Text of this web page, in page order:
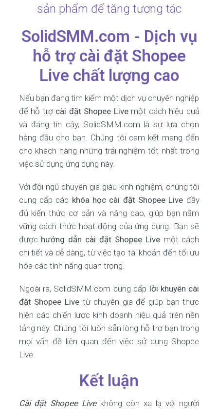
sản phẩm để tăng tương tác
SolidSMM.com - Dịch vụ
hỗ trợ cài đặt Shopee
Live chất lượng cao
Nếu bạn đang tìm kiếm một dịch vụ chuyên nghiệp
để hỗ trợ cài đặt Shopee Livemột cách hiệu quả
và đáng tin cậy, SolidSMM.com là sự lựa chọn
hàng đầu cho bạn. Chúng tôi cam kết mang đến
cho khách hàng những trải nghiệm tốt nhất trong
việc sử dụng ứng dụng này.
Với đội ngũ chuyên gia giàu kinh nghiệm, chúng tôi
cung cấp các khóa học cài đặt Shopee Live đầy
đủ kiến thức cơ bản và nâng cao, giúp bạn nắm
vững cách thức hoạt động của ứng dụng. Bạn sẽ
được hướng dẫn cài đặt Shopee Livemột cách
chi tiết và dễ dàng, từ việc tạo tài khoản đến tối ưu
hóa các tính năng quan trọng.
Ngoài ra, SolidSMM.com cung cấp lời khuyên cài
đặt Shopee Livetừ chuyên gia để giúp bạn thực
hiện các chiến lược kinh doanh hiệu quả trên nền
tảng này. Chúng tôi luôn sẵn lòng hỗ trợ bạn trong
mọi vấn đề liên quan đến việc sử dụng Shopee
Live.
Kết luận
Cài đặt Shopee Livekhông còn xa lạ với người